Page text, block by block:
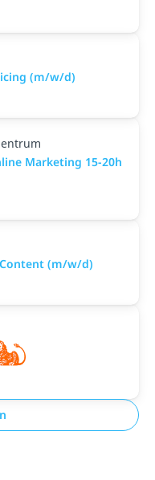
(m/w/d)
Marketing 15-20h
(m/w/d)